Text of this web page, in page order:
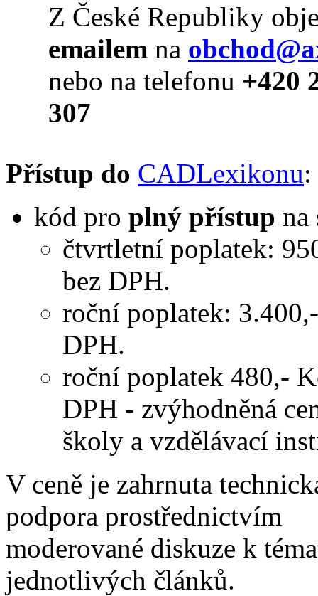
Z České Republiky
emailem na
nebo na telefonu +420
307
Přístup do CADLexikonu:
kód pro plný přístup na
čtvrtletní poplatek:
bez DPH.
roční poplatek:
DPH.
roční poplatek 480,-
DPH - zvýhodněná
školy a vzdělávací
V ceně je zahrnuta
podpora prostřednictvím
moderované diskuze k
jednotlivých článků.